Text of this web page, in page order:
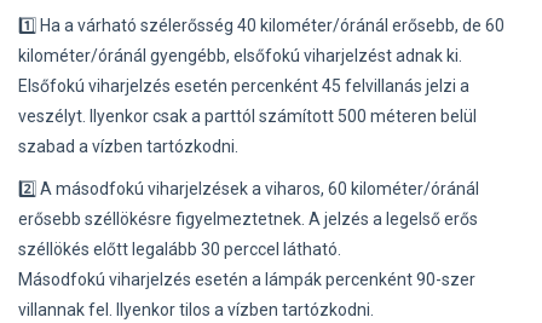
1️⃣ Ha a várható szélerősség 40 kilométer/óránál erősebb, de 60
kilométer/óránál gyengébb, elsőfokú viharjelzést adnak ki.
Elsőfokú viharjelzés esetén percenként 45 felvillanás jelzi a
veszélyt. Ilyenkor csak a parttól számított 500 méteren belül
szabad a vízben tartózkodni.
2️⃣ A másodfokú viharjelzések a viharos, 60 kilométer/óránál
erősebb széllökésre figyelmeztetnek. A jelzés a legelső erős
széllökés előtt legalább 30 perccel látható.
Másodfokú viharjelzés esetén a lámpák percenként 90-szer
villannak fel. Ilyenkor tilos a vízben tartózkodni.